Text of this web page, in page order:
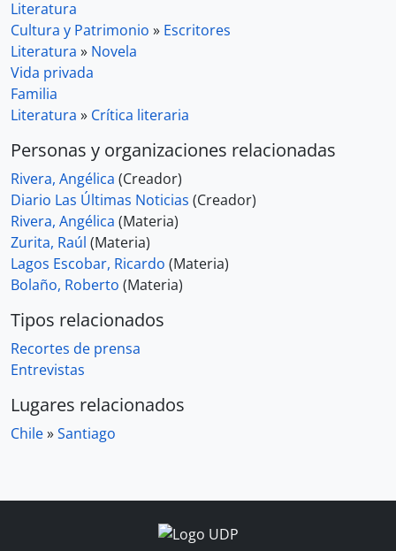
Literatura
Cultura y Patrimonio » Escritores
Literatura » Novela
Vida privada
Familia
Literatura » Crítica literaria
Personas y organizaciones relacionadas
Rivera, Angélica (Creador)
Diario Las Últimas Noticias (Creador)
Rivera, Angélica (Materia)
Zurita, Raúl (Materia)
Lagos Escobar, Ricardo (Materia)
Bolaño, Roberto (Materia)
Tipos relacionados
Recortes de prensa
Entrevistas
Lugares relacionados
Chile»Santiago